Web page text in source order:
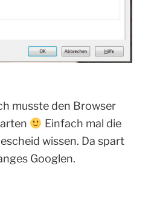
musste den Browser
Einfach mal die
wissen. Da spart
Googlen.